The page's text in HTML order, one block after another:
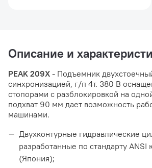
Описание и
PEAK 209X - Подъемник
синхронизацией, г/п 4т. 380 В
стопорами с разблокировкой на
подхват 90 мм дает возможность
машинами.
Двухконтурные гидравлические
разработанные по стандарту ANSI
(Япония);